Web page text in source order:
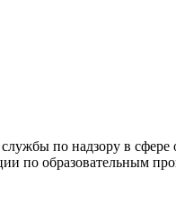
по надзору в сфере
по образовательным